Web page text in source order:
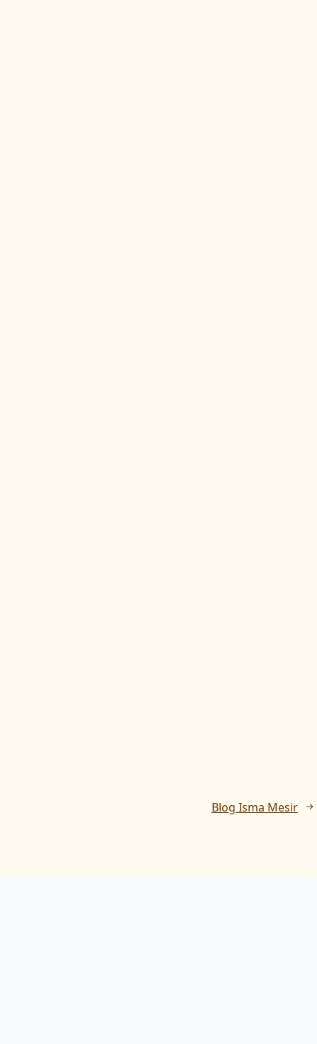
Blog Isma Mesir